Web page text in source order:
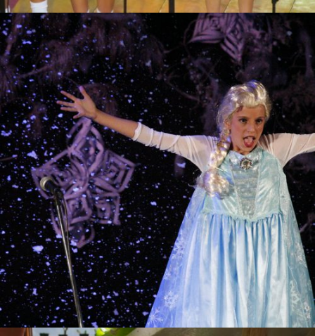
Obras de fin de año
Arte / Institucionales / Música